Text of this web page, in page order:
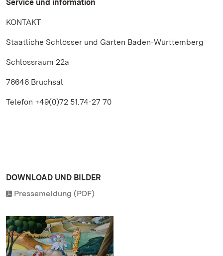
Service und information
KONTAKT
Staatliche Schlösser und Gärten Baden-Württemberg
Schlossraum 22a
76646 Bruchsal
Telefon +49(0)72 51.74-27 70
DOWNLOAD UND BILDER
Pressemeldung (PDF)